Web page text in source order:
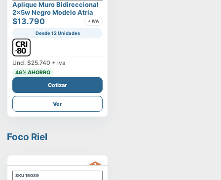
Aplique Muro Bidireccional
2x5w Negro Modelo Atria
$13.790 + IVA
Desde 12 Unidades
Und. $25.740 + iva
46% AHORRO
Cotizar
Ver
Foco Riel
SKU 15039